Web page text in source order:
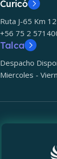
Curicó
Ruta J-65 Km 12
+56 75 2
Talca
Despacho
Miercoles -